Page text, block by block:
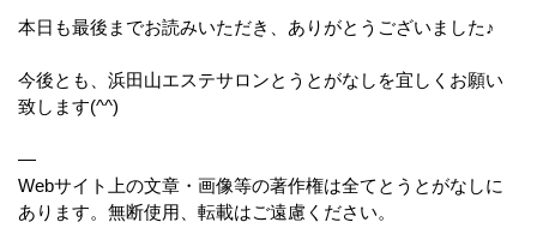
本日も最後までお読みいただき、ありがとうございました♪
今後とも、浜田山エステサロンとうとがなしを宜しくお願い
致します(^^)
—
Webサイト上の文章・画像等の著作権は全てとうとがなしに
あります。無断使用、転載はご遠慮ください。